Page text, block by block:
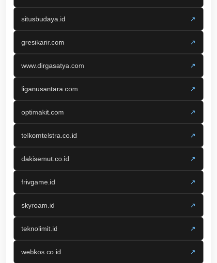
situsbudaya.id ↗
gresikarir.com ↗
www.dirgasatya.com ↗
liganusantara.com ↗
optimakit.com ↗
telkomtelstra.co.id ↗
dakisemut.co.id ↗
frivgame.id ↗
skyroam.id ↗
teknolimit.id ↗
webkos.co.id ↗